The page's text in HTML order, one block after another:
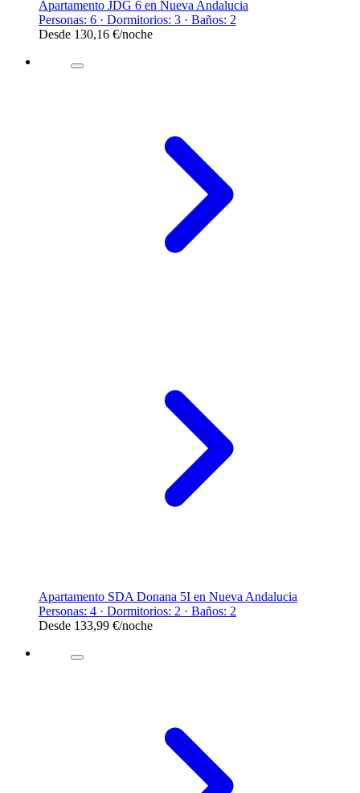
Apartamento JDG 6 en Nueva Andalucia
Personas: 6 · Dormitorios: 3 · Baños: 2
Desde 130,16 €/noche
Apartamento SDA Donana 5I en Nueva Andalucia
Personas: 4 · Dormitorios: 2 · Baños: 2
Desde 133,99 €/noche